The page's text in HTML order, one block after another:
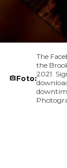
Foto:
The
the
2021.